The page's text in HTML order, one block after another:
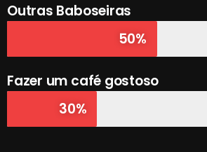
Outras Baboseiras
50%
Fazer um café gostoso
30%